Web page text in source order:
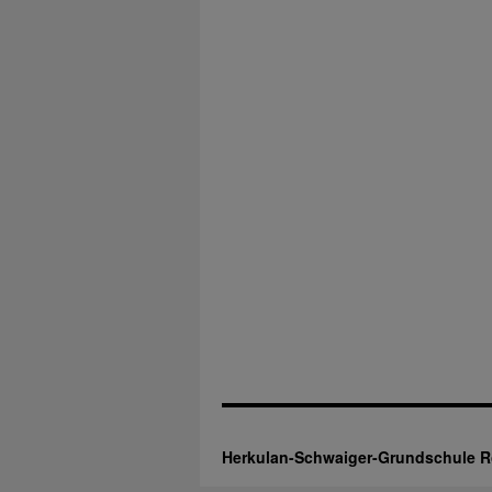
Herkulan-Schwaiger-Grundschule